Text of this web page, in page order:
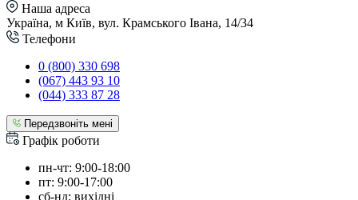
Наша адреса
Україна, м Київ, вул. Крамського Івана, 14/34
Телефони
0 (800) 330 698
(067) 443 93 10
(044) 333 87 28
Передзвоніть мені
Графік роботи
пн-чт: 9:00-18:00
пт: 9:00-17:00
сб-нд: вихідні